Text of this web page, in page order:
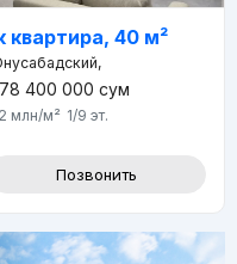
квартира, 40 м²
400 000 сум
млн/м² 1/9 эт.
Позвонить